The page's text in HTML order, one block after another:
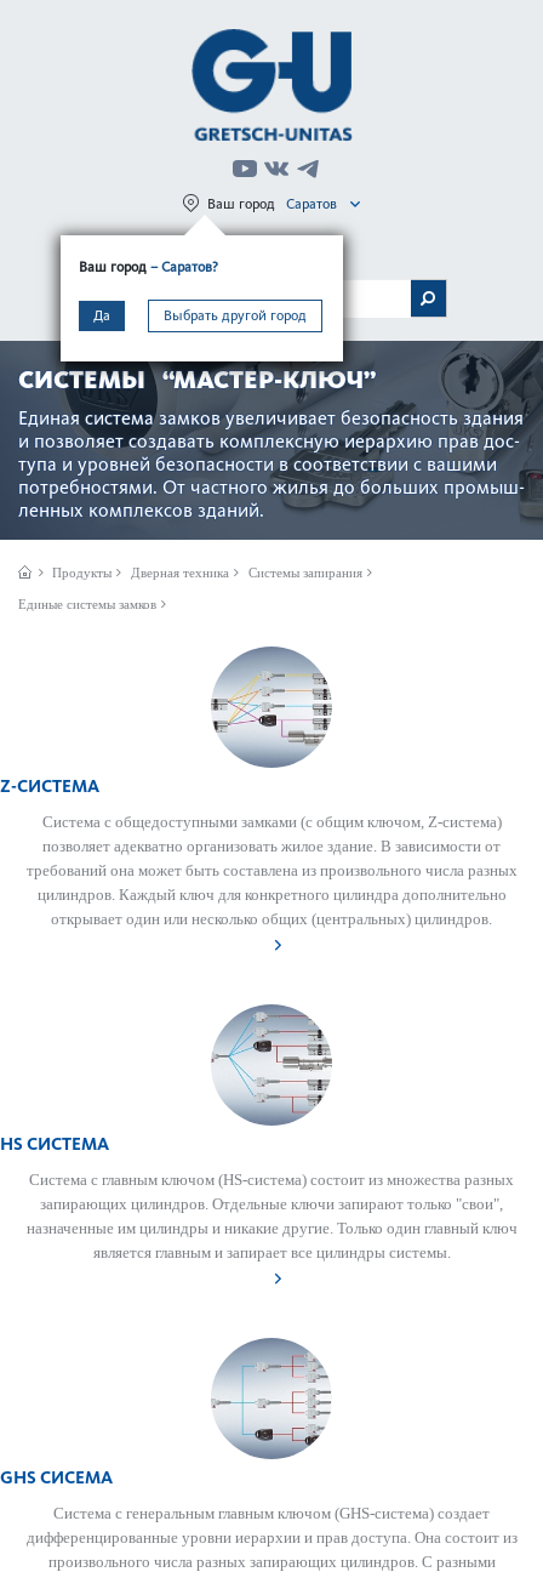
Ваш город – Саратов?
Да Выбрать другой город
Ваш город Саратов
МЕНЮ
СИСТЕМЫ “МАСТЕР-КЛЮЧ”
Единая сис­тема замков увеличивает безоп­асность здания
и позв­оляет созд­авать комплексную иер­архию прав дос­
тупа и уровней безоп­асности в соотв­е­тствии с вашими
потребно­с­тями. От частного жилья до больших промыш­
ленных комплексов зданий.
Продукты Дверная техника Системы запирания
Единые системы замков
Z-СИСТЕМА
Сис­тема с общедос­тупными зам­ками (с общим ключом, Z-сис­тема)
позв­оляет адекватно органи­з­овать жилое здание. В зав­исимости от
требований она может быть сос­тав­лена из произв­ольного числа разных
цилиндров. Каждый ключ для конкретного цилиндра дополнительно
открывает один или нес­колько общих (центральных) цилиндров.
HS СИСТЕМА
Сис­тема с главным ключом (HS-сис­тема) сос­тоит из множества разных
запи­рающих цилиндров. Отдельные ключи запи­рают только "свои",
назн­аченные им цилиндры и ник­акие другие. Только один главный ключ
является главным и запирает все цилиндры сис­темы.
GHS СИСЕМА
Сис­тема с генер­альным главным ключом (GHS-сис­тема) создает
диффер­енцированные уровни иер­архии и прав дос­тупа. Она сос­тоит из
произв­ольного числа разных запи­рающих цилиндров. С разными